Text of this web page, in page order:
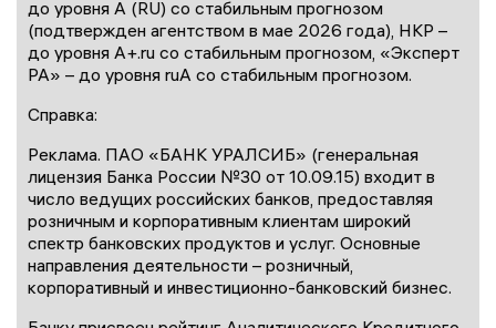
до уровня А (RU) со стабильным прогнозом
(подтвержден агентством в мае 2026 года), НКР –
до уровня A+.ru со стабильным прогнозом, «Эксперт
РА» – до уровня ruА со стабильным прогнозом.
Справка:
Реклама. ПАО «БАНК УРАЛСИБ» (генеральная
лицензия Банка России №30 от 10.09.15) входит в
число ведущих российских банков, предоставляя
розничным и корпоративным клиентам широкий
спектр банковских продуктов и услуг. Основные
направления деятельности – розничный,
корпоративный и инвестиционно-банковский бизнес.